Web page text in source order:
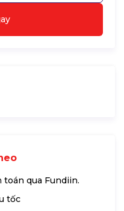
qua Fundiin.
tốc